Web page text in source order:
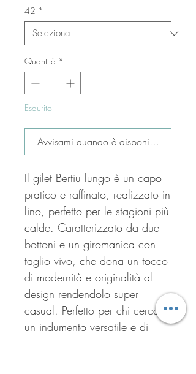
42 *
Quantità *
Esaurito
Avvisami quando è disponibile
Il gilet Bertiu lungo è un capo
pratico e raffinato, realizzato in
lino, perfetto per le stagioni più
calde. Caratterizzato da due
bottoni e un giromanica con
taglio vivo, che dona un tocco
di modernità e originalità al
design rendendolo super
casual. Perfetto per chi cerca
un indumento versatile e di